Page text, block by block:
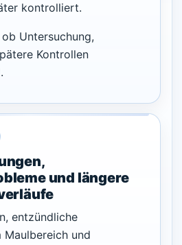
kontrolliert.
Untersuchung,
Kontrollen
und längere
entzündliche
Maulbereich und